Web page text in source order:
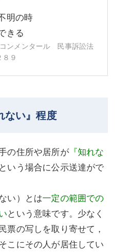
明の時
きる
ンメンタール 民事訴訟法
９
い』程度
の住所や居所が『知れな
いう場合に公示送達がで
い）とは一定の範囲での
という意味です。少なく
票の写しを取り寄せて，
こにその人が居住してい